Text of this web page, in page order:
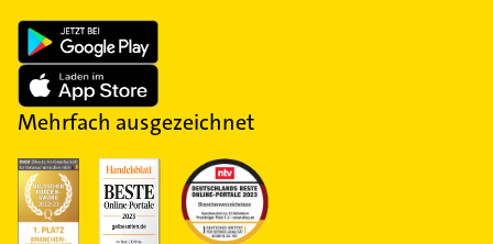
Mehrfach ausgezeichnet